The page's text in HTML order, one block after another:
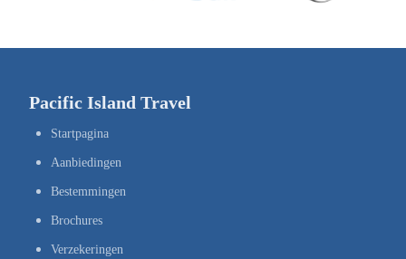
Pacific Island Travel
Startpagina
Aanbiedingen
Bestemmingen
Brochures
Verzekeringen